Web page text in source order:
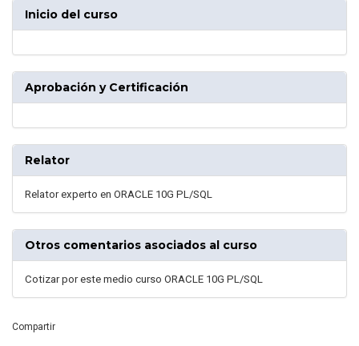
Inicio del curso
Aprobación y Certificación
Relator
Relator experto en ORACLE 10G PL/SQL
Otros comentarios asociados al curso
Cotizar por este medio curso ORACLE 10G PL/SQL
Compartir